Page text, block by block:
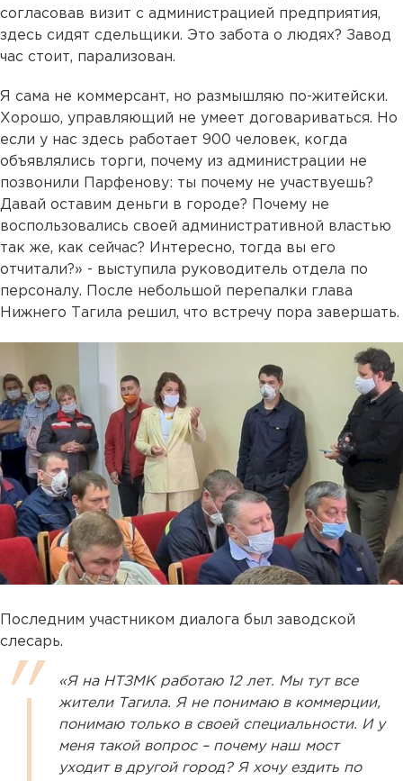
согласовав визит с администрацией предприятия,
здесь сидят сдельщики. Это забота о людях? Завод
час стоит, парализован.
Я сама не коммерсант, но размышляю по-житейски.
Хорошо, управляющий не умеет договариваться. Но
если у нас здесь работает 900 человек, когда
объявлялись торги, почему из администрации не
позвонили Парфенову: ты почему не участвуешь?
Давай оставим деньги в городе? Почему не
воспользовались своей административной властью
так же, как сейчас? Интересно, тогда вы его
отчитали?» - выступила руководитель отдела по
персоналу. После небольшой перепалки глава
Нижнего Тагила решил, что встречу пора завершать.
Последним участником диалога был заводской
слесарь.
«Я на НТЗМК работаю 12 лет. Мы тут все
жители Тагила. Я не понимаю в коммерции,
понимаю только в своей специальности. И у
меня такой вопрос – почему наш мост
уходит в другой город? Я хочу ездить по